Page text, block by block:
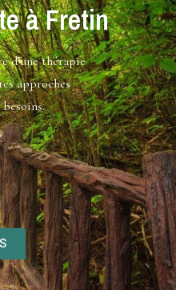
à Fretin
d’une thérapie
approches